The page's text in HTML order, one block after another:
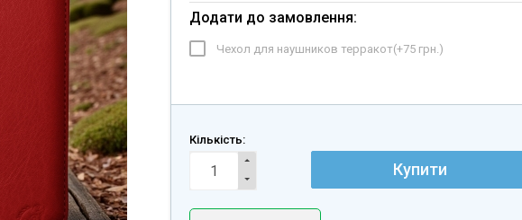
Додати до замовлення:
Чехол для наушников терракот(+75 грн.)
Кількість:
Купити